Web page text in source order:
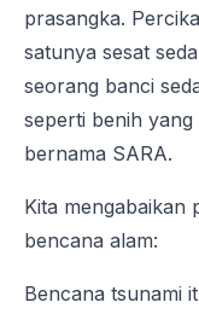
prasangka.
satunya sesat
seorang banci
seperti benih
bernama SARA.
Kita mengabaikan
bencana alam:
Bencana tsunami